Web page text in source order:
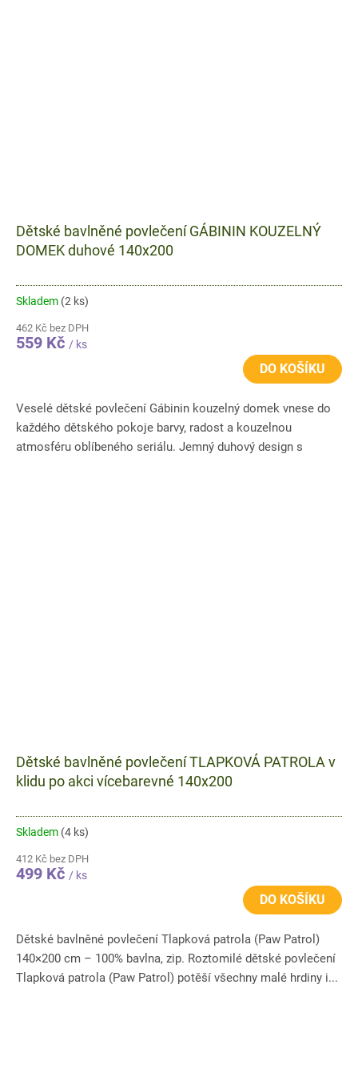
Dětské bavlněné povlečení GÁBININ KOUZELNÝ
DOMEK duhové 140x200
Skladem (2 ks)
462 Kč bez DPH
559 Kč / ks
DO KOŠÍKU
Veselé dětské povlečení Gábinin kouzelný domek vnese do
každého dětského pokoje barvy, radost a kouzelnou
atmosféru oblíbeného seriálu. Jemný duhový design s
Dětské bavlněné povlečení TLAPKOVÁ PATROLA v
klidu po akci vícebarevné 140x200
Skladem (4 ks)
412 Kč bez DPH
499 Kč / ks
DO KOŠÍKU
Dětské bavlněné povlečení Tlapková patrola (Paw Patrol)
140×200 cm – 100% bavlna, zip. Roztomilé dětské povlečení
Tlapková patrola (Paw Patrol) potěší všechny malé hrdiny i...